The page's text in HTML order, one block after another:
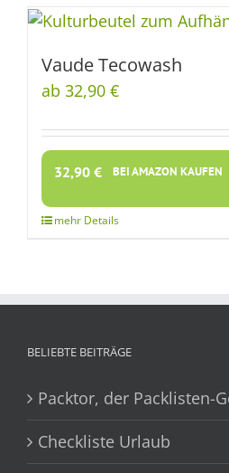
Vaude Tecowash
ab 32,90 €
32,90 € BEI AMAZON KAUFEN
BELIEBTE BEITRÄGE
Packtor, der Packlisten-
Checkliste Urlaub